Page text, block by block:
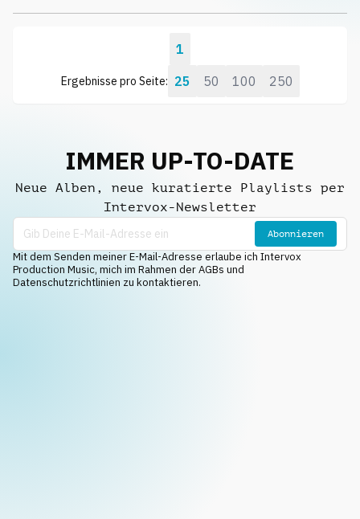
Ergebnisse pro Seite: 25 50 100 250
1
IMMER UP-TO-DATE
Neue Alben, neue kuratierte Playlists per
Intervox-Newsletter
Abonnieren
Mit dem Senden meiner E-Mail-Adresse erlaube ich Intervox
Production Music, mich im Rahmen der AGBs und
Datenschutzrichtlinien zu kontaktieren.